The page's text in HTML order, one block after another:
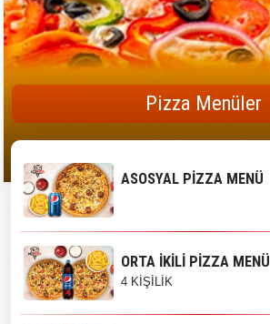
Pizza Menüler
ASOSYAL PİZZA MENÜ
ORTA İKİLİ PİZZA MENÜ
4 KİŞİLİK